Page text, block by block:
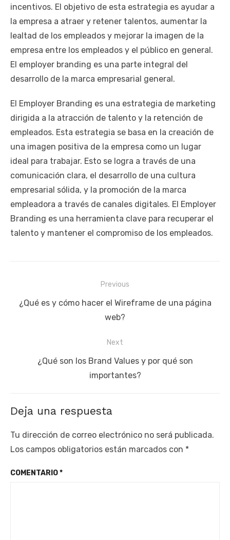
incentivos. El objetivo de esta estrategia es ayudar a
la empresa a atraer y retener talentos, aumentar la
lealtad de los empleados y mejorar la imagen de la
empresa entre los empleados y el público en general.
El employer branding es una parte integral del
desarrollo de la marca empresarial general.
El Employer Branding es una estrategia de marketing
dirigida a la atracción de talento y la retención de
empleados. Esta estrategia se basa en la creación de
una imagen positiva de la empresa como un lugar
ideal para trabajar. Esto se logra a través de una
comunicación clara, el desarrollo de una cultura
empresarial sólida, y la promoción de la marca
empleadora a través de canales digitales. El Employer
Branding es una herramienta clave para recuperar el
talento y mantener el compromiso de los empleados.
de
Previous
Previous
¿Qué es y cómo hacer el Wireframe de una página
web?
Next
¿Qué son los Brand Values y por qué son
importantes?
Deja una respuesta
Tu dirección de correo electrónico no será publicada.
Los campos obligatorios están marcados con *
COMENTARIO*